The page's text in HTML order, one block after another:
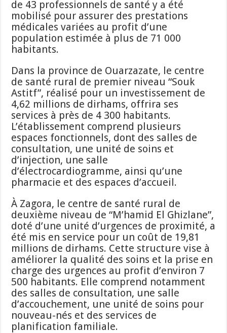
de 43 professionnels de santé y a été
mobilisé pour assurer des prestations
médicales variées au profit d’une
population estimée à plus de 71 000
habitants.
Dans la province de Ouarzazate, le centre
de santé rural de premier niveau “Souk
Astitf”, réalisé pour un investissement de
4,62 millions de dirhams, offrira ses
services à près de 4 300 habitants.
L’établissement comprend plusieurs
espaces fonctionnels, dont des salles de
consultation, une unité de soins et
d’injection, une salle
d’électrocardiogramme, ainsi qu’une
pharmacie et des espaces d’accueil.
À Zagora, le centre de santé rural de
deuxième niveau de “M’hamid El Ghizlane”,
doté d’une unité d’urgences de proximité, a
été mis en service pour un coût de 19,81
millions de dirhams. Cette structure vise à
améliorer la qualité des soins et la prise en
charge des urgences au profit d’environ 7
500 habitants. Elle comprend notamment
des salles de consultation, une salle
d’accouchement, une unité de soins pour
nouveau-nés et des services de
planification familiale.